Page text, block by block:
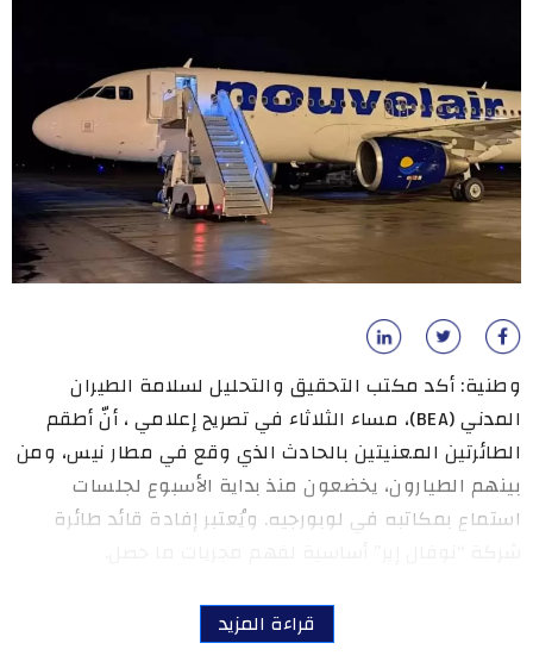
وطنية: أكد مكتب التحقيق والتحليل لسلامة الطيران
المدني (BEA)، مساء الثلاثاء في تصريح إعلامي ، أنّ أطقم
الطائرتين المعنيتين بالحادث الذي وقع في مطار نيس، ومن
بينهم الطيارون، يخضعون منذ بداية الأسبوع لجلسات
استماع بمكاتبه في لوبورجيه. ويُعتبر إفادة قائد طائرة
قراءة المزيد